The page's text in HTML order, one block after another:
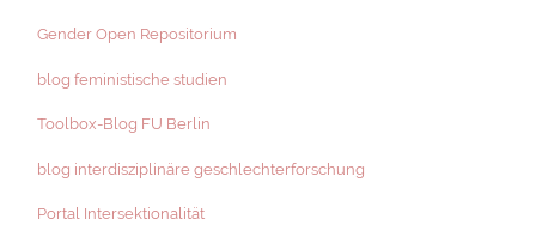
Gender Open Repositorium
blog feministische studien
Toolbox-Blog FU Berlin
blog interdisziplinäre geschlechterforschung
Portal Intersektionalität